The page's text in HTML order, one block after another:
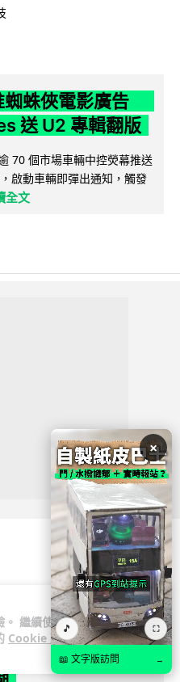
。 繼續使用
Cookie 政
蜘蛛俠電影廣告
送 U2 專輯翻版
70 個市場車輛中控熒幕推送
啟動車輛即彈出通知，觸發
全文
耳筒 沿用六年
×
🎵 ⛶
📖 文字版訪問 →